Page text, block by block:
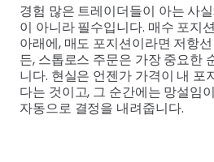
경험 많은 트레이더들이 아는 사
이 아니라 필수입니다. 매수 포지
아래에, 매도 포지션이라면 저항
든, 스톱로스 주문은 가장 중요한
니다. 현실은 언젠가 가격이 내 포
다는 것이고, 그 순간에는 망설임
자동으로 결정을 내려줍니다.